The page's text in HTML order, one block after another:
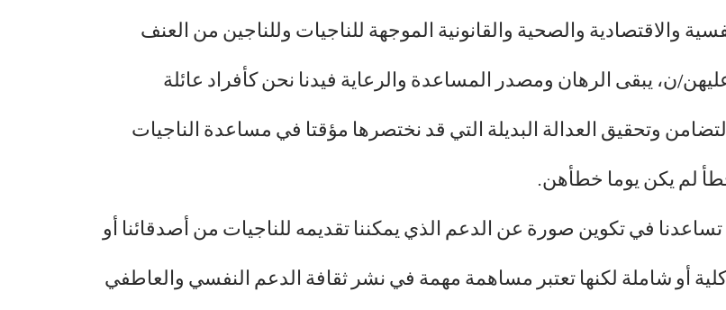
والاقتصادية والصحية والقانونية الموجهة للناجيات وللناجين من العنف
ن، يبقى الرهان ومصدر المساعدة والرعاية فيدنا نحن كأفراد عائلة
وتحقيق العدالة البديلة التي قد نختصرها مؤقتا في مساعدة الناجيات
لم يكن يوما خطأهن.
في تكوين صورة عن الدعم الذي يمكننا تقديمه للناجيات من أصدقائنا أو
كلية أو شاملة لكنها تعتبر مساهمة مهمة في نشر ثقافة الدعم النفسي والعاطفي